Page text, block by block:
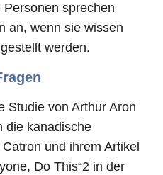
sprechen
an, wenn sie wissen
werden.
Studie von Arthur Aron
die kanadische
und ihrem Artikel
Do This“2 in der